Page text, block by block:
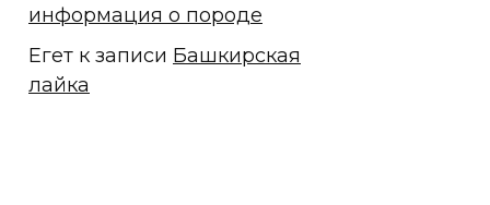
информация о породе
Егет к записи Башкирская
лайка